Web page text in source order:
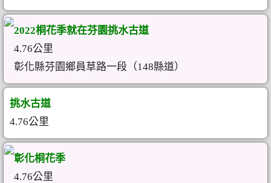
2022桐花季就在芬園挑水古道
4.76公里
彰化縣芬園鄉員草路一段（148縣道）
挑水古道
4.76公里
彰化桐花季
4.76公里